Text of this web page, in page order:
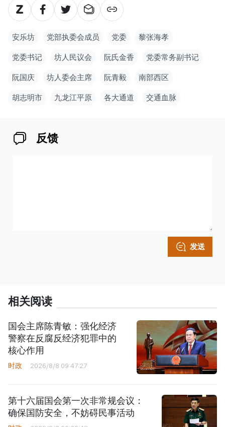
安乐坊 党部执委会成员 党委 黎张海孝
党委书记 坊人民议会 阮氏金香 党委常务副书记
阮国庆 坊人委会主席 阮青毅 南部西区
胡志明市 九龙江平原 各大通道 交通血脉
反馈
发送
相关阅读
国会主席陈青敏：强化经济
警察在反腐反经济犯罪中的
核心作用
时政 2026/8/8 09:47:27
第十六届国会第一次非常规会议：
确保国防安全，不妨碍民事活动